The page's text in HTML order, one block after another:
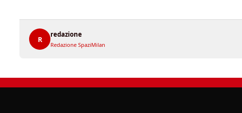
R
redazione
Redazione SpaziMilan